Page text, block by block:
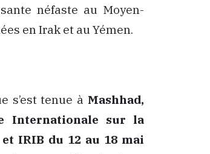
néfaste au Moyen-
en Irak et au Yémen.
s’est tenue à Mashhad,
Internationale sur la
IRIB du 12 au 18 mai